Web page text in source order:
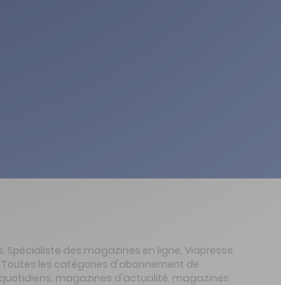
Spécialiste des magazines en ligne, Viapresse
Toutes les catégories d'abonnement de
magazines d'actualité, magazines